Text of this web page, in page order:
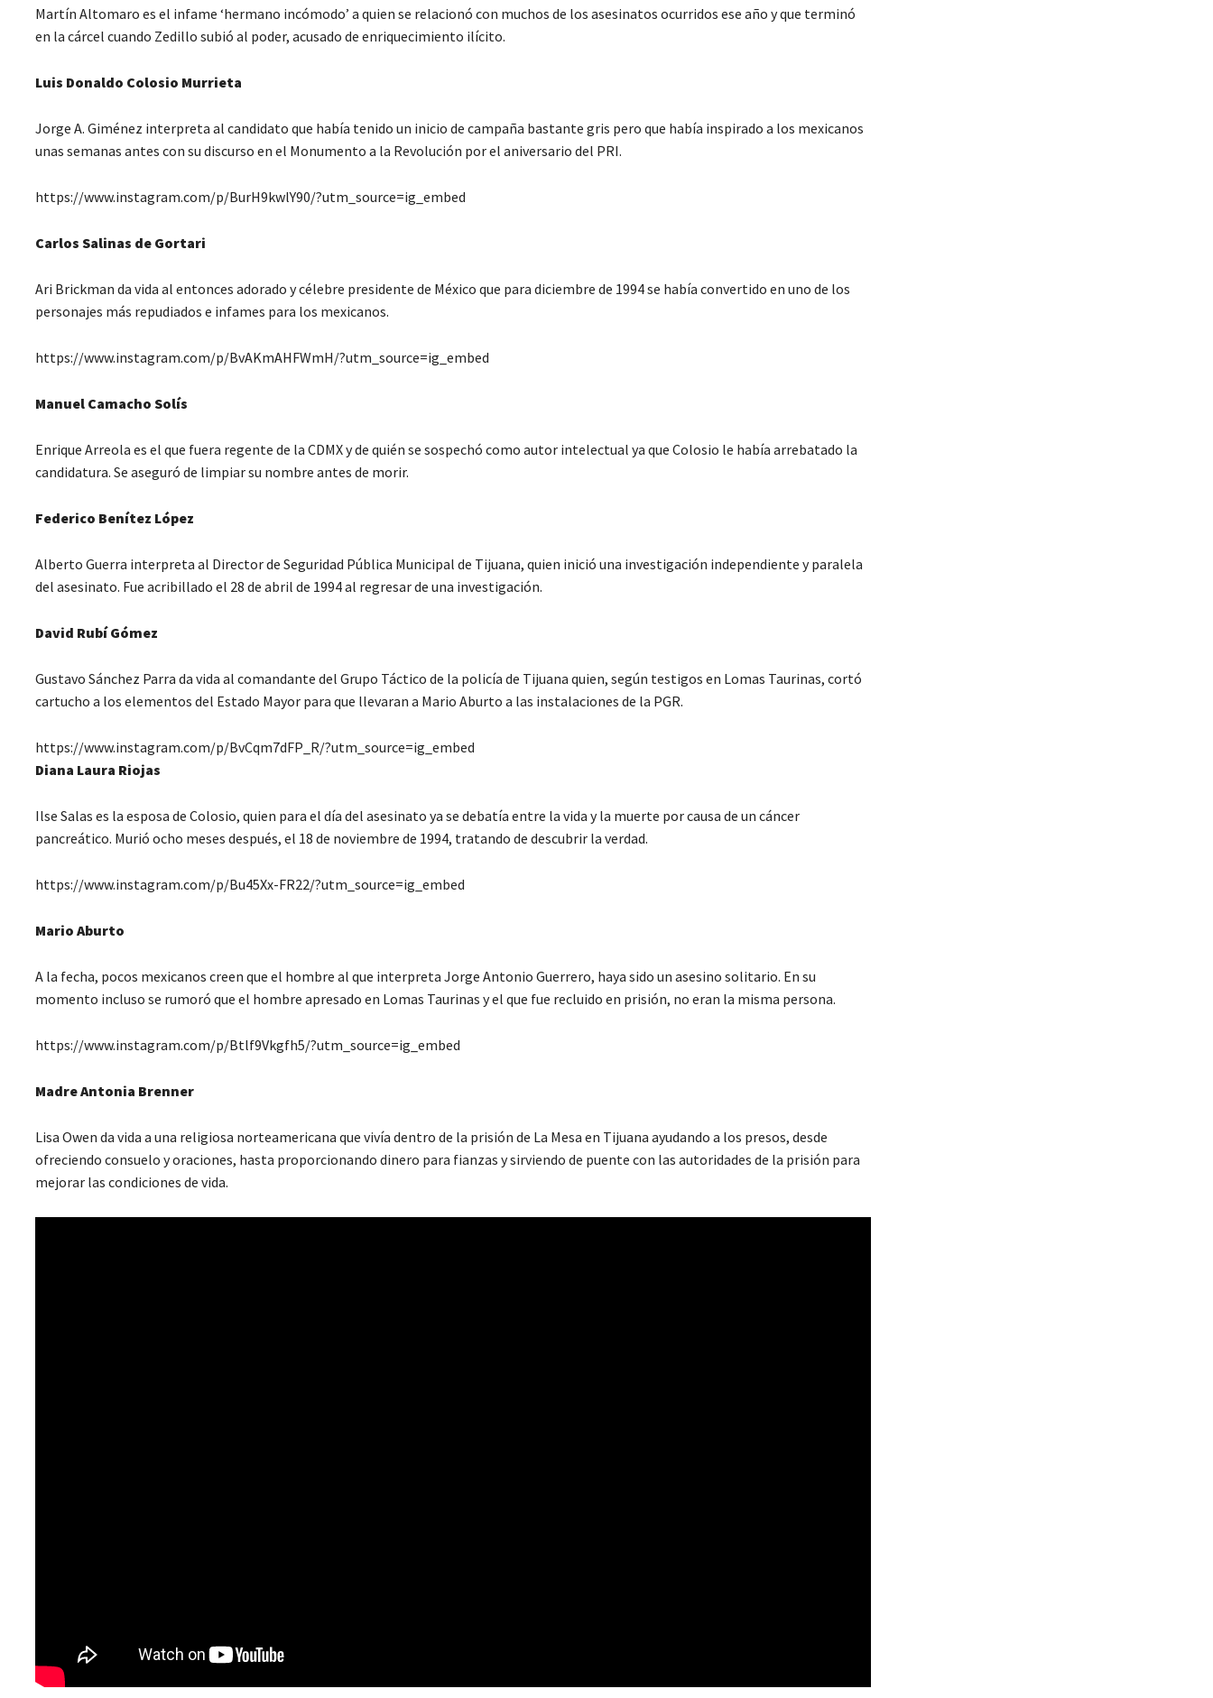
Martín Altomaro es el infame ‘hermano incómodo’ a quien se relacionó con muchos de los asesinatos ocurridos ese año y que terminó
en la cárcel cuando Zedillo subió al poder, acusado de enriquecimiento ilícito.
Luis Donaldo Colosio Murrieta
Jorge A. Giménez interpreta al candidato que había tenido un inicio de campaña bastante gris pero que había inspirado a los mexicanos
unas semanas antes con su discurso en el Monumento a la Revolución por el aniversario del PRI.
https://www.instagram.com/p/BurH9kwlY90/?utm_source=ig_embed
Carlos Salinas de Gortari
Ari Brickman da vida al entonces adorado y célebre presidente de México que para diciembre de 1994 se había convertido en uno de los
personajes más repudiados e infames para los mexicanos.
https://www.instagram.com/p/BvAKmAHFWmH/?utm_source=ig_embed
Manuel Camacho Solís
Enrique Arreola es el que fuera regente de la CDMX y de quién se sospechó como autor intelectual ya que Colosio le había arrebatado la
candidatura. Se aseguró de limpiar su nombre antes de morir.
Federico Benítez López
Alberto Guerra interpreta al Director de Seguridad Pública Municipal de Tijuana, quien inició una investigación independiente y paralela
del asesinato. Fue acribillado el 28 de abril de 1994 al regresar de una investigación.
David Rubí Gómez
Gustavo Sánchez Parra da vida al comandante del Grupo Táctico de la policía de Tijuana quien, según testigos en Lomas Taurinas, cortó
cartucho a los elementos del Estado Mayor para que llevaran a Mario Aburto a las instalaciones de la PGR.
https://www.instagram.com/p/BvCqm7dFP_R/?utm_source=ig_embed
Diana Laura Riojas
Ilse Salas es la esposa de Colosio, quien para el día del asesinato ya se debatía entre la vida y la muerte por causa de un cáncer
pancreático. Murió ocho meses después, el 18 de noviembre de 1994, tratando de descubrir la verdad.
https://www.instagram.com/p/Bu45Xx-FR22/?utm_source=ig_embed
Mario Aburto
A la fecha, pocos mexicanos creen que el hombre al que interpreta Jorge Antonio Guerrero, haya sido un asesino solitario. En su
momento incluso se rumoró que el hombre apresado en Lomas Taurinas y el que fue recluido en prisión, no eran la misma persona.
https://www.instagram.com/p/Btlf9Vkgfh5/?utm_source=ig_embed
Madre Antonia Brenner
Lisa Owen da vida a una religiosa norteamericana que vivía dentro de la prisión de La Mesa en Tijuana ayudando a los presos, desde
ofreciendo consuelo y oraciones, hasta proporcionando dinero para fianzas y sirviendo de puente con las autoridades de la prisión para
mejorar las condiciones de vida.